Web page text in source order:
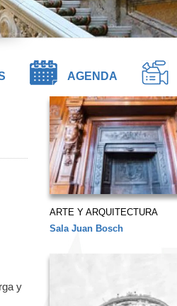
AGENDA
y
ARTE Y ARQUITECTURA
Sala Juan Bosch